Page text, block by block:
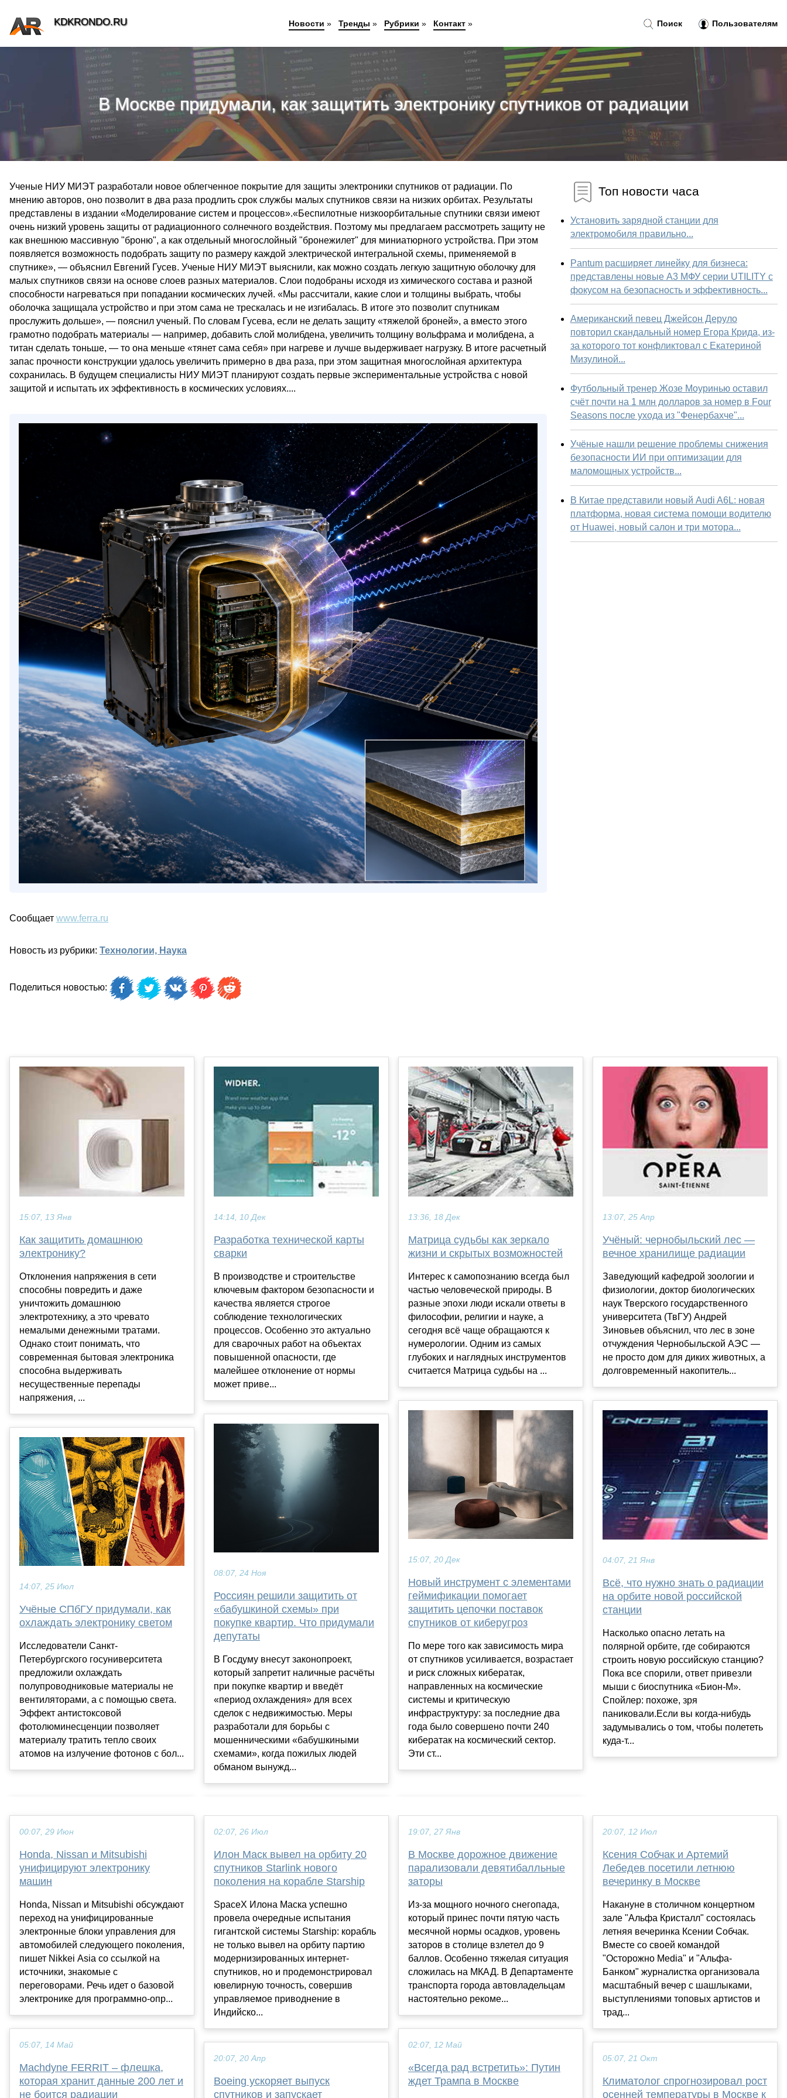
В Москве придумали, как защитить электронику спутников от радиации
Ученые НИУ МИЭТ разработали новое облегченное покрытие для защиты электроники спутников от радиации. По
мнению авторов, оно позволит в два раза продлить срок службы малых спутников связи на низких орбитах. Результаты
представлены в издании «Моделирование систем и процессов».«Беспилотные низкоорбитальные спутники связи имеют
очень низкий уровень защиты от радиационного солнечного воздействия. Поэтому мы предлагаем рассмотреть защиту не
как внешнюю массивную "броню", а как отдельный многослойный "бронежилет" для миниатюрного устройства. При этом
появляется возможность подобрать защиту по размеру каждой электрической интегральной схемы, применяемой в
спутнике», — объяснил Евгений Гусев. Ученые НИУ МИЭТ выяснили, как можно создать легкую защитную оболочку для
малых спутников связи на основе слоев разных материалов. Слои подобраны исходя из химического состава и разной
способности нагреваться при попадании космических лучей. «Мы рассчитали, какие слои и толщины выбрать, чтобы
оболочка защищала устройство и при этом сама не трескалась и не изгибалась. В итоге это позволит спутникам
прослужить дольше», — пояснил ученый. По словам Гусева, если не делать защиту «тяжелой броней», а вместо этого
грамотно подобрать материалы — например, добавить слой молибдена, увеличить толщину вольфрама и молибдена, а
титан сделать тоньше, — то она меньше «тянет сама себя» при нагреве и лучше выдерживает нагрузку. В итоге расчетный
запас прочности конструкции удалось увеличить примерно в два раза, при этом защитная многослойная архитектура
сохранилась. В будущем специалисты НИУ МИЭТ планируют создать первые экспериментальные устройства с новой
защитой и испытать их эффективность в космических условиях....
Сообщает www.ferra.ru
Новость из рубрики: Технологии, Наука
Поделиться новостью:
Топ новости часа
Установить зарядной станции для
электромобиля правильно...
Pantum расширяет линейку для бизнеса:
представлены новые А3 МФУ серии UTILITY с
фокусом на безопасность и эффективность...
Американский певец Джейсон Деруло
повторил скандальный номер Егора Крида, из-
за которого тот конфликтовал с Екатериной
Мизулиной...
Футбольный тренер Жозе Моуринью оставил
счёт почти на 1 млн долларов за номер в Four
Seasons после ухода из "Фенербахче"...
Учёные нашли решение проблемы снижения
безопасности ИИ при оптимизации для
маломощных устройств...
В Китае представили новый Audi A6L: новая
платформа, новая система помощи водителю
от Huawei, новый салон и три мотора...
15:07, 13 Янв
Как защитить домашнюю
электронику?
Отклонения напряжения в сети
способны повредить и даже
уничтожить домашнюю
электротехнику, а это чревато
немалыми денежными тратами.
Однако стоит понимать, что
современная бытовая электроника
способна выдерживать
несущественные перепады
напряжения, ...
14:07, 25 Июл
Учёные СПбГУ придумали, как
охлаждать электронику светом
Исследователи Санкт-
Петербургского госуниверситета
предложили охлаждать
полупроводниковые материалы не
вентиляторами, а с помощью света.
Эффект антистоксовой
фотолюминесценции позволяет
материалу тратить тепло своих
атомов на излучение фотонов с бол...
14:14, 10 Дек
Разработка технической карты
сварки
В производстве и строительстве
ключевым фактором безопасности и
качества является строгое
соблюдение технологических
процессов. Особенно это актуально
для сварочных работ на объектах
повышенной опасности, где
малейшее отклонение от нормы
может приве...
08:07, 24 Ноя
Россиян решили защитить от
«бабушкиной схемы» при
покупке квартир. Что придумали
депутаты
В Госдуму внесут законопроект,
который запретит наличные расчёты
при покупке квартир и введёт
«период охлаждения» для всех
сделок с недвижимостью. Меры
разработали для борьбы с
мошенническими «бабушкиными
схемами», когда пожилых людей
обманом вынужд...
13:36, 18 Дек
Матрица судьбы как зеркало
жизни и скрытых возможностей
Интерес к самопознанию всегда был
частью человеческой природы. В
разные эпохи люди искали ответы в
философии, религии и науке, а
сегодня всё чаще обращаются к
нумерологии. Одним из самых
глубоких и наглядных инструментов
считается Матрица судьбы на ...
15:07, 20 Дек
Новый инструмент с элементами
геймификации помогает
защитить цепочки поставок
спутников от киберугроз
По мере того как зависимость мира
от спутников усиливается, возрастает
и риск сложных кибератак,
направленных на космические
системы и критическую
инфраструктуру: за последние два
года было совершено почти 240
кибератак на космический сектор.
Эти ст...
13:07, 25 Апр
Учёный: чернобыльский лес —
вечное хранилище радиации
Заведующий кафедрой зоологии и
физиологии, доктор биологических
наук Тверского государственного
университета (ТвГУ) Андрей
Зиновьев объяснил, что лес в зоне
отчуждения Чернобыльской АЭС —
не просто дом для диких животных, а
долговременный накопитель...
04:07, 21 Янв
Всё, что нужно знать о радиации
на орбите новой российской
станции
Насколько опасно летать на
полярной орбите, где собираются
строить новую российскую станцию?
Пока все спорили, ответ привезли
мыши с биоспутника «Бион-М».
Спойлер: похоже, зря
паниковали.Если вы когда-нибудь
задумывались о том, чтобы полететь
куда-т...
00:07, 29 Июн
Honda, Nissan и Mitsubishi
унифицируют электронику
машин
Honda, Nissan и Mitsubishi обсуждают
переход на унифицированные
электронные блоки управления для
автомобилей следующего поколения,
пишет Nikkei Asia со ссылкой на
источники, знакомые с
переговорами. Речь идет о базовой
электронике для программно-опр...
05:07, 14 Май
Machdyne FERRIT – флешка,
которая хранит данные 200 лет и
не боится радиации
02:07, 26 Июл
Илон Маск вывел на орбиту 20
спутников Starlink нового
поколения на корабле Starship
SpaceX Илона Маска успешно
провела очередные испытания
гигантской системы Starship: корабль
не только вывел на орбиту партию
модернизированных интернет-
спутников, но и продемонстрировал
ювелирную точность, совершив
управляемое приводнение в
Индийско...
20:07, 20 Апр
Boeing ускоряет выпуск
спутников и запускает
19:07, 27 Янв
В Москве дорожное движение
парализовали девятибалльные
заторы
Из-за мощного ночного снегопада,
который принес почти пятую часть
месячной нормы осадков, уровень
заторов в столице взлетел до 9
баллов. Особенно тяжелая ситуация
сложилась на МКАД. В Департаменте
транспорта города автовладельцам
настоятельно рекоме...
02:07, 12 Май
«Всегда рад встретить»: Путин
ждет Трампа в Москве
20:07, 12 Июл
Ксения Собчак и Артемий
Лебедев посетили летнюю
вечеринку в Москве
Накануне в столичном концертном
зале "Альфа Кристалл" состоялась
летняя вечеринка Ксении Собчак.
Вместе со своей командой
"Осторожно Media" и "Альфа-
Банком" журналистка организовала
масштабный вечер с шашлыками,
выступлениями топовых артистов и
трад...
05:07, 21 Окт
Климатолог спрогнозировал рост
осенней температуры в Москве к
Поиск Пользователям
KDKRONDO.RU Новости » Тренды » Рубрики » Контакт»